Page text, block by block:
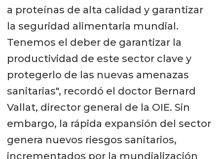
a proteínas de alta calidad y garantizar
la seguridad alimentaria mundial.
Tenemos el deber de garantizar la
productividad de este sector clave y
protegerlo de las nuevas amenazas
sanitarias", recordó el doctor Bernard
Vallat, director general de la OIE. Sin
embargo, la rápida expansión del sector
genera nuevos riesgos sanitarios,
incrementados por la mundialización